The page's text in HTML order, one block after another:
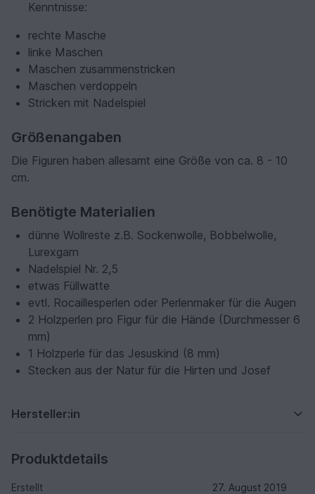
Kenntnisse:
rechte Masche
linke Maschen
Maschen zusammenstricken
Maschen verdoppeln
Stricken mit Nadelspiel
Größenangaben
Die Figuren haben allesamt eine Größe von ca. 8 - 10
cm.
Benötigte Materialien
dünne Wollreste z.B. Sockenwolle, Bobbelwolle,
Lurexgarn
Nadelspiel Nr. 2,5
etwas Füllwatte
evtl. Rocaillesperlen oder Perlenmaker für die Augen
2 Holzperlen pro Figur für die Hände (Durchmesser 6
mm)
1 Holzperle für das Jesuskind (8 mm)
Stecken aus der Natur für die Hirten und Josef
Hersteller:in
Produktdetails
Erstellt 27. August 2019